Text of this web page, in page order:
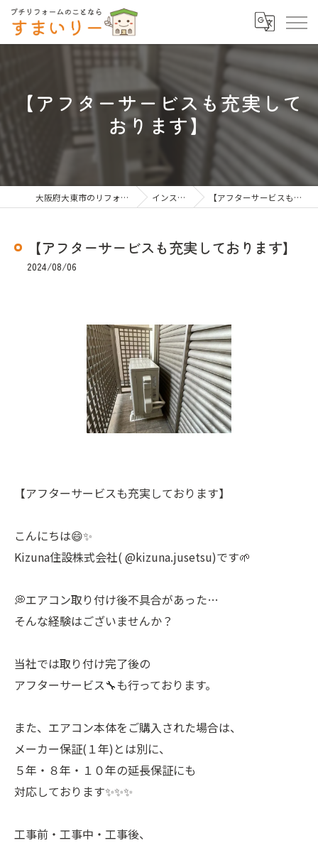
【アフターサービスも充実して
おります】
大阪府大東市のリフォームならすまいりー インスタグラム 【アフターサービスも充実しております】
【アフターサービスも充実しております】
2024/08/06
【アフターサービスも充実しております】
こんにちは😄✨
Kizuna住設株式会社( @kizuna.jusetsu)です🌱
💭エアコン取り付け後不具合があった…
そんな経験はございませんか？
当社では取り付け完了後の
アフターサービス🔧も行っております。
また、エアコン本体をご購入された場合は、
メーカー保証(１年)とは別に、
５年・８年・１０年の延長保証にも
対応しております✨✨✨
工事前・工事中・工事後、